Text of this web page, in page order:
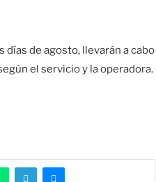
de agosto, llevarán a cabo
el servicio y la operadora.